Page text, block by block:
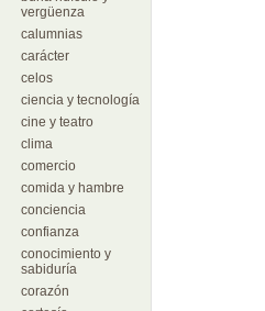
vergüenza
calumnias
carácter
celos
ciencia y tecnología
cine y teatro
clima
comercio
comida y hambre
conciencia
confianza
conocimiento y
sabiduría
corazón